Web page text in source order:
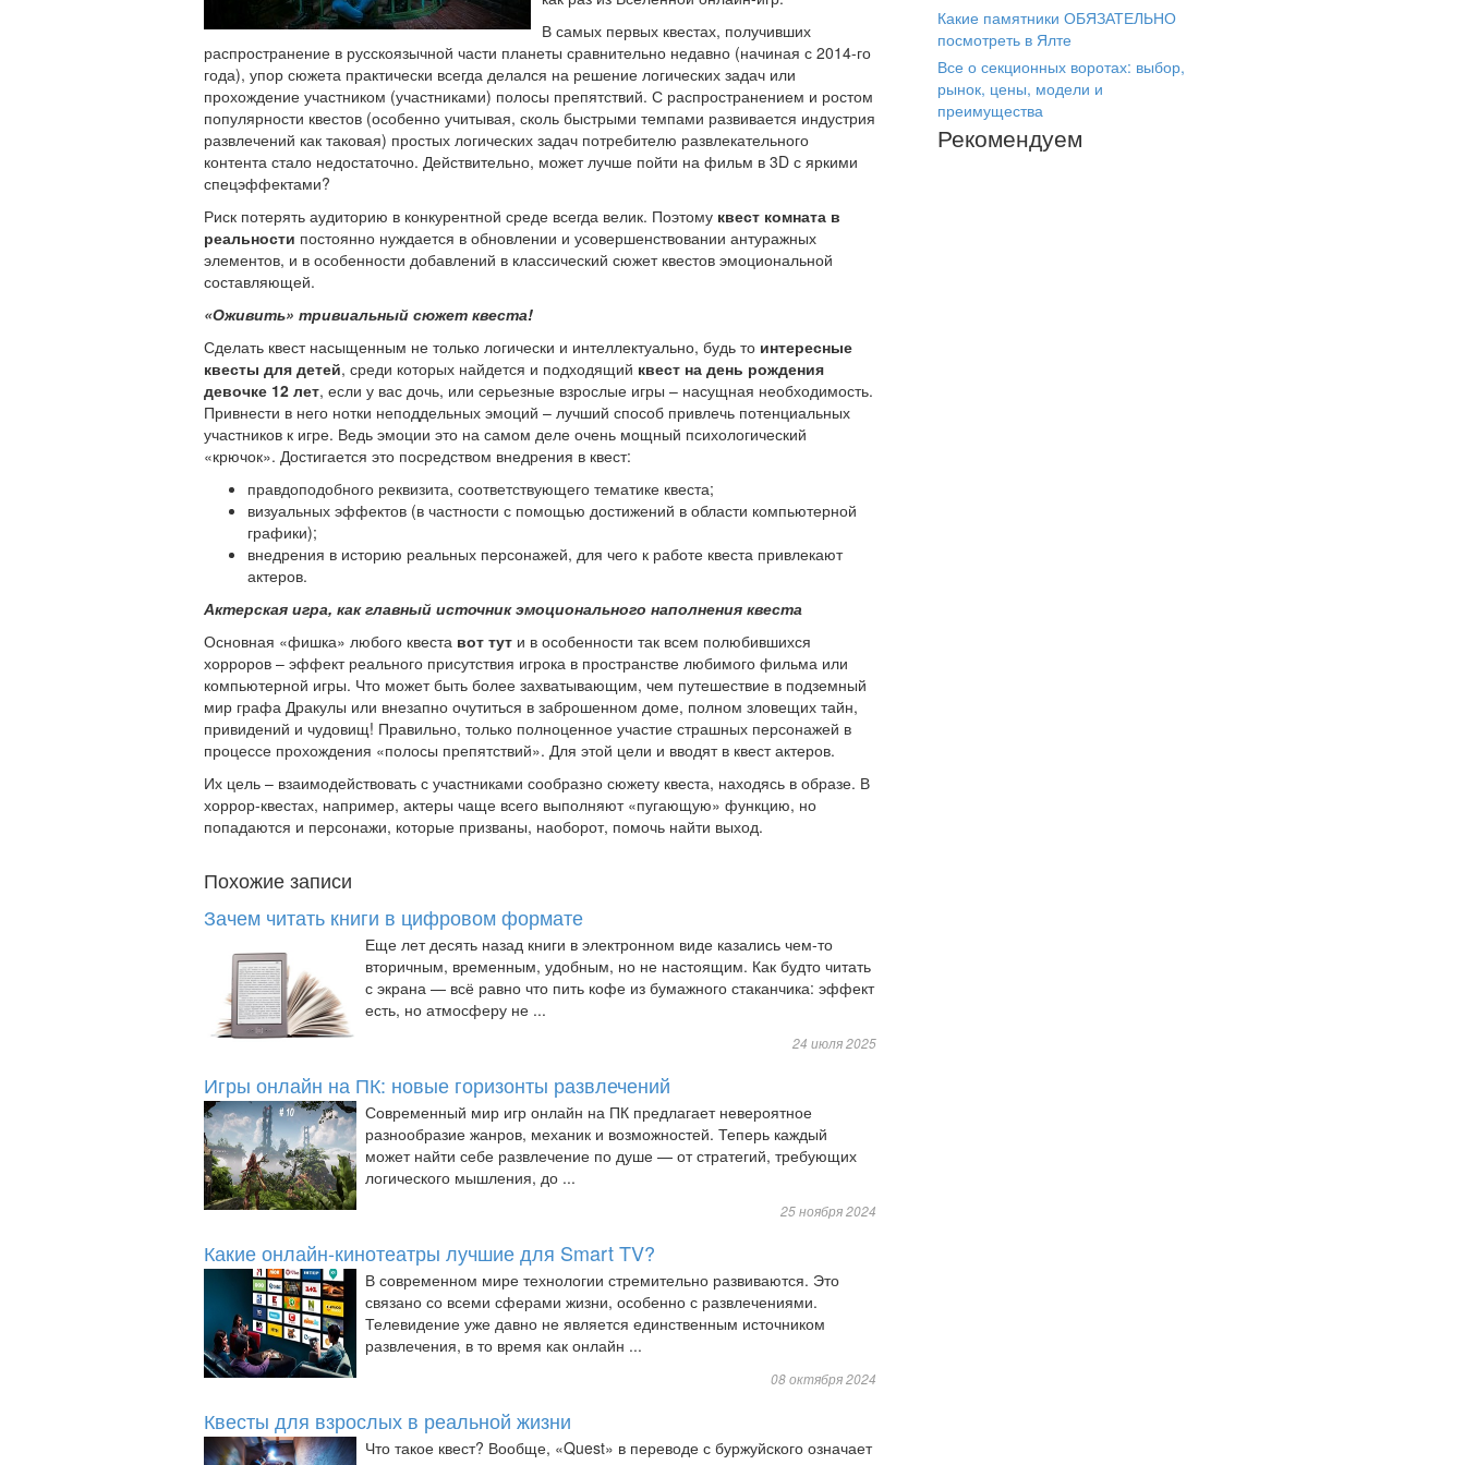
В самых первых квестах, получивших
распространение в русскоязычной части планеты сравнительно недавно (начиная с 2014-го
года), упор сюжета практически всегда делался на решение логических задач или
прохождение участником (участниками) полосы препятствий. С распространением и ростом
популярности квестов (особенно учитывая, сколь быстрыми темпами развивается индустрия
развлечений как таковая) простых логических задач потребителю развлекательного
контента стало недостаточно. Действительно, может лучше пойти на фильм в 3D с яркими
спецэффектами?
Риск потерять аудиторию в конкурентной среде всегда велик. Поэтому квест комната в
реальности постоянно нуждается в обновлении и усовершенствовании антуражных
элементов, и в особенности добавлений в классический сюжет квестов эмоциональной
составляющей.
«Оживить» тривиальный сюжет квеста!
Сделать квест насыщенным не только логически и интеллектуально, будь то интересные
квесты для детей, среди которых найдется и подходящий квест на день рождения
девочке 12 лет, если у вас дочь, или серьезные взрослые игры – насущная необходимость.
Привнести в него нотки неподдельных эмоций – лучший способ привлечь потенциальных
участников к игре. Ведь эмоции это на самом деле очень мощный психологический
«крючок». Достигается это посредством внедрения в квест:
правдоподобного реквизита, соответствующего тематике квеста;
визуальных эффектов (в частности с помощью достижений в области компьютерной
графики);
внедрения в историю реальных персонажей, для чего к работе квеста привлекают
актеров.
Актерская игра, как главный источник эмоционального наполнения квеста
Основная «фишка» любого квеста вот тут и в особенности так всем полюбившихся
хорроров – эффект реального присутствия игрока в пространстве любимого фильма или
компьютерной игры. Что может быть более захватывающим, чем путешествие в подземный
мир графа Дракулы или внезапно очутиться в заброшенном доме, полном зловещих тайн,
привидений и чудовищ! Правильно, только полноценное участие страшных персонажей в
процессе прохождения «полосы препятствий». Для этой цели и вводят в квест актеров.
Их цель – взаимодействовать с участниками сообразно сюжету квеста, находясь в образе. В
хоррор-квестах, например, актеры чаще всего выполняют «пугающую» функцию, но
попадаются и персонажи, которые призваны, наоборот, помочь найти выход.
Похожие записи
Зачем читать книги в цифровом формате
Еще лет десять назад книги в электронном виде казались чем-то
вторичным, временным, удобным, но не настоящим. Как будто читать
с экрана — всё равно что пить кофе из бумажного стаканчика: эффект
есть, но атмосферу не ...
24 июля 2025
Игры онлайн на ПК: новые горизонты развлечений
Современный мир игр онлайн на ПК предлагает невероятное
разнообразие жанров, механик и возможностей. Теперь каждый
может найти себе развлечение по душе — от стратегий, требующих
логического мышления, до ...
25 ноября 2024
Какие онлайн-кинотеатры лучшие для Smart TV?
В современном мире технологии стремительно развиваются. Это
связано со всеми сферами жизни, особенно с развлечениями.
Телевидение уже давно не является единственным источником
развлечения, в то время как онлайн ...
08 октября 2024
Квесты для взрослых в реальной жизни
Что такое квест? Вообще, «Quest» в переводе с буржуйского означает
Какие памятники ОБЯЗАТЕЛЬНО
посмотреть в Ялте
Все о секционных воротах: выбор,
рынок, цены, модели и
преимущества
Рекомендуем